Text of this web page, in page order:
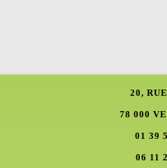
20,
78 000
01 39
06 11